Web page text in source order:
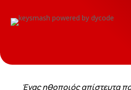
Ένας ηθοποιός απίστευτα